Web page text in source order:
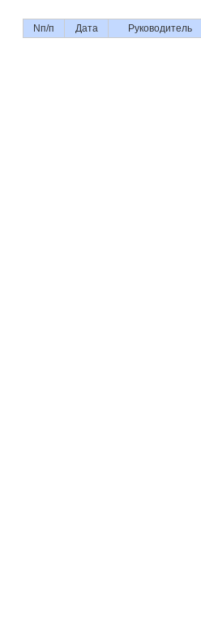
Nп/п Дата Руководитель